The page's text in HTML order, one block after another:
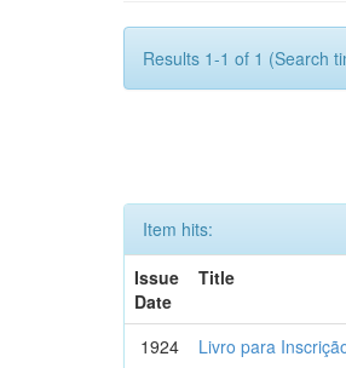
Results 1-1 of 1 (Search
Item hits:
Issue
Date
Title
1924 Livro para